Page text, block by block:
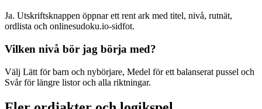
Ja. Utskriftsknappen öppnar ett rent ark med titel, nivå, rutnät,
ordlista och onlinesudoku.io-sidfot.
Vilken nivå bör jag börja med?
Välj Lätt för barn och nybörjare, Medel för ett balanserat pussel och
Svår för längre listor och alla riktningar.